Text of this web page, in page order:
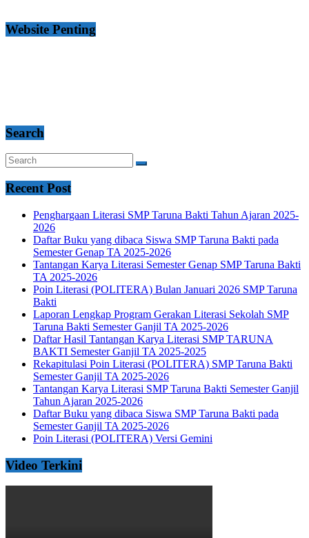
Website Penting
Search
Recent Post
Penghargaan Literasi SMP Taruna Bakti Tahun Ajaran 2025-
2026
Daftar Buku yang dibaca Siswa SMP Taruna Bakti pada
Semester Genap TA 2025-2026
Tantangan Karya Literasi Semester Genap SMP Taruna Bakti
TA 2025-2026
Poin Literasi (POLITERA) Bulan Januari 2026 SMP Taruna
Bakti
Laporan Lengkap Program Gerakan Literasi Sekolah SMP
Taruna Bakti Semester Ganjil TA 2025-2026
Daftar Hasil Tantangan Karya Literasi SMP TARUNA
BAKTI Semester Ganjil TA 2025-2025
Rekapitulasi Poin Literasi (POLITERA) SMP Taruna Bakti
Semester Ganjil TA 2025-2026
Tantangan Karya Literasi SMP Taruna Bakti Semester Ganjil
Tahun Ajaran 2025-2026
Daftar Buku yang dibaca Siswa SMP Taruna Bakti pada
Semester Ganjil TA 2025-2026
Poin Literasi (POLITERA) Versi Gemini
Video Terkini